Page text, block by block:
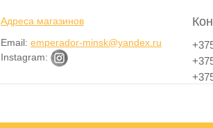
Адреса магазинов
Email: emperador-minsk@yandex.ru
Instagram: